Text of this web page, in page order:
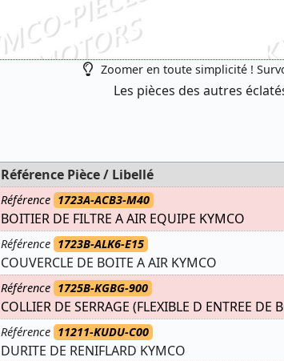
Zoomer en toute simplicité !
Les pièces des autres
Référence Pièce / Libellé
Référence 1723A-ACB3-M40
BOITIER DE FILTRE A AIR EQUIPE KYMCO
Référence 1723B-ALK6-E15
COUVERCLE DE BOITE A AIR KYMCO
Référence 1725B-KGBG-900
COLLIER DE SERRAGE (FLEXIBLE D ENTREE DE
Référence 11211-KUDU-C00
DURITE DE RENIFLARD KYMCO